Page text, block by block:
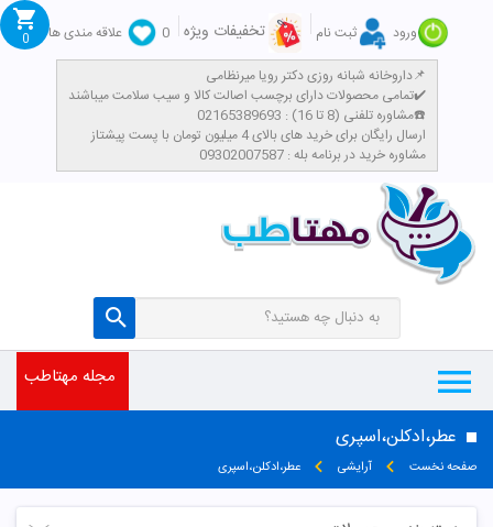
ورود ثبت نام تخفیفات ویژه 0
علاقه مندی ها
داروخانه شبانه روزی دکتر رویا میرنظامی📌
تمامی محصولات دارای برچسب اصالت کالا و سیب سلامت میباشند✔️
مشاوره تلفنی (8 تا 16) : 02165389693☎️
​ارسال رایگان برای خرید های بالای 4 میلیون تومان با پست پیشتاز
مشاوره خرید در برنامه بله : 09302007587
0
مجله مهتاطب
عطر،ادکلن،اسپری
صفحه نخست آرایشی عطر،ادکلن،اسپری